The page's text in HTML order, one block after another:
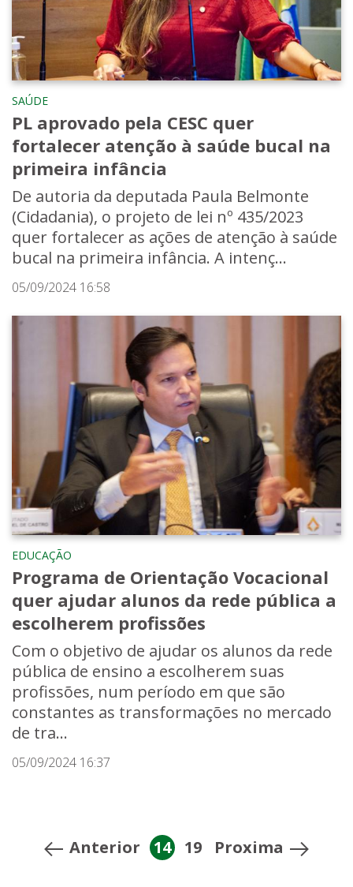
SAÚDE
PL aprovado pela CESC quer
fortalecer atenção à saúde bucal na
primeira infância
De autoria da deputada Paula Belmonte
(Cidadania), o projeto de lei nº 435/2023
quer fortalecer as ações de atenção à saúde
bucal na primeira infância. A intenç...
05/09/2024 16:58
EDUCAÇÃO
Programa de Orientação Vocacional
quer ajudar alunos da rede pública a
escolherem profissões
Com o objetivo de ajudar os alunos da rede
pública de ensino a escolherem suas
profissões, num período em que são
constantes as transformações no mercado
de tra...
05/09/2024 16:37
Anterior 14 19 Proxima